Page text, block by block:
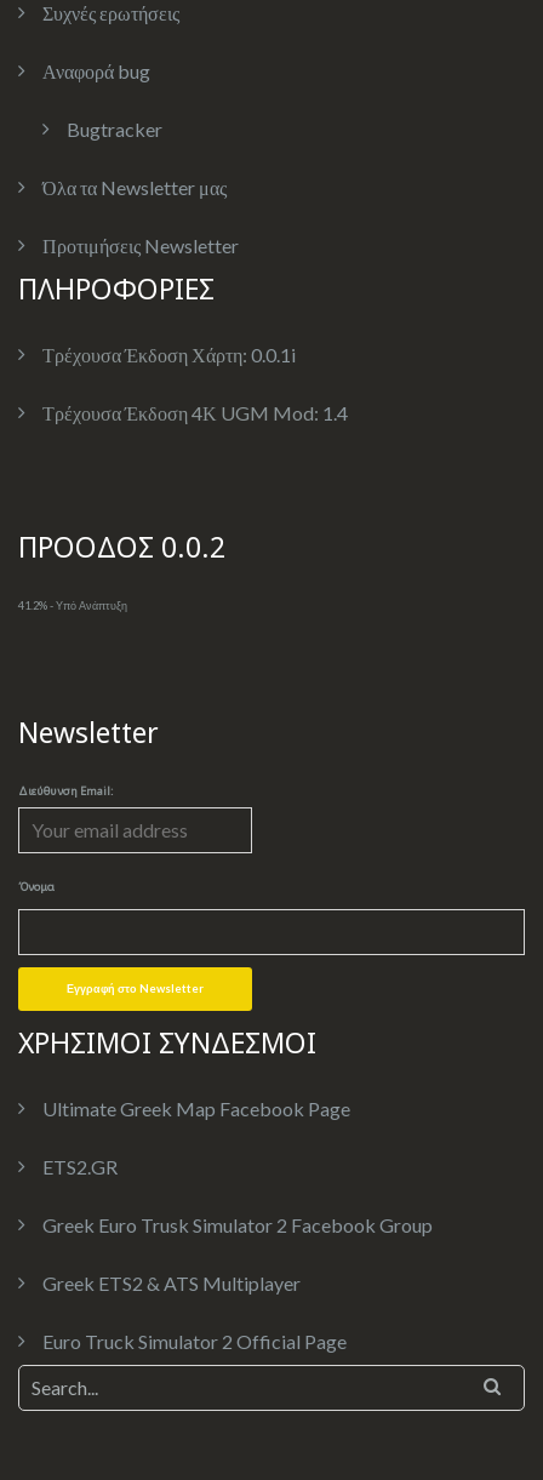
Συχνές ερωτήσεις
Αναφορά bug
Bugtracker
Όλα τα Newsletter μας
Προτιμήσεις Newsletter
ΠΛΗΡΟΦΟΡΙΕΣ
Τρέχουσα Έκδοση Χάρτη: 0.0.1i
Τρέχουσα Έκδοση 4Κ UGM Mod: 1.4
ΠΡΟΟΔΟΣ 0.0.2
41.2% - Υπό Ανάπτυξη
Newsletter
Διεύθυνση Email:
Όνομα
ΧΡΗΣΙΜΟΙ ΣΥΝΔΕΣΜΟΙ
Ultimate Greek Map Facebook Page
ETS2.GR
Greek Euro Trusk Simulator 2 Facebook Group
Greek ETS2 & ATS Multiplayer
Euro Truck Simulator 2 Official Page